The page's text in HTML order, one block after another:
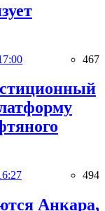
467
494
Анкара,